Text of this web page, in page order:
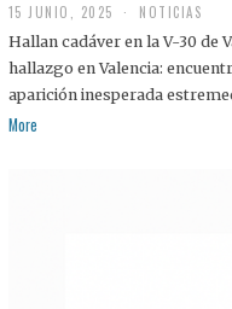
15 JUNIO, 2025 NOTICIAS
Hallan cadáver en la V-30 de
hallazgo en Valencia:
aparición inesperada
More